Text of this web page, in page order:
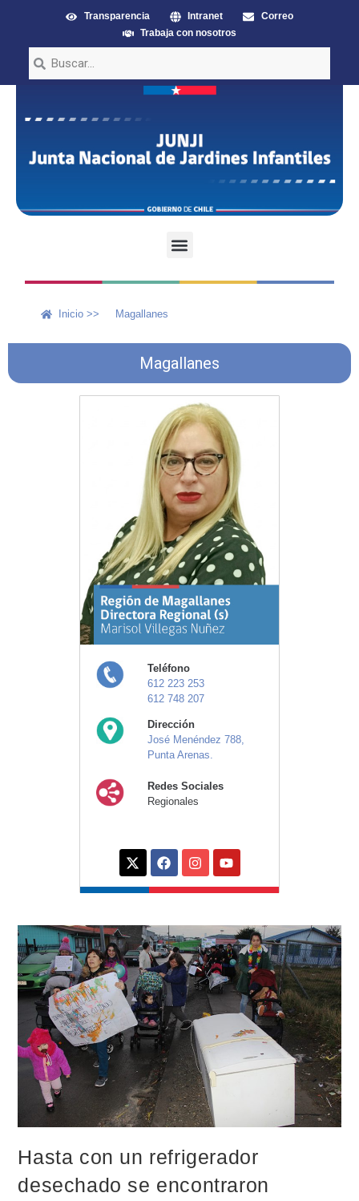
Transparencia Intranet
Correo
Trabaja con nosotros
Inicio >> Magallanes
Magallanes
Teléfono
612 223 253
612 748 207
Dirección
José Menéndez 788,
Punta Arenas.
Redes Sociales
Regionales
Hasta con un refrigerador
desechado se encontraron